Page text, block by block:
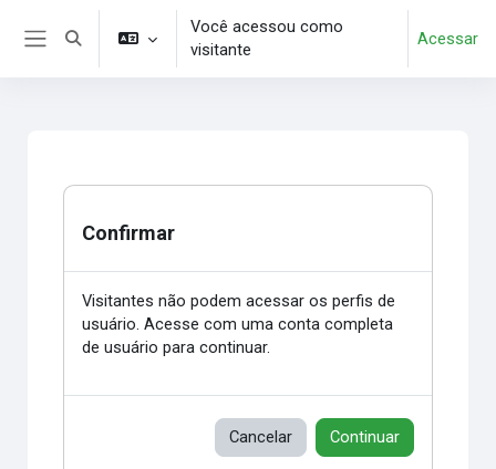
Ir para o conteúdo principal
Alternar entrada de pesquisa
Você acessou como
visitante
Acessar
Confirmar
Visitantes não podem acessar os perfis de
usuário. Acesse com uma conta completa
de usuário para continuar.
Cancelar Continuar